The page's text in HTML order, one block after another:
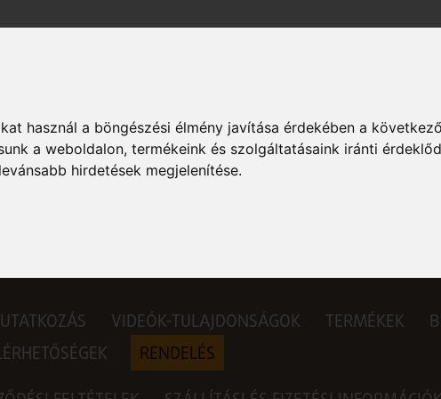
használ a böngészési élmény javítása érdekében a
a weboldalon,termékeink és szolgáltatásaink iránti
hirdetések megjelenítése.
404-es hiba
VIDEÓK-TULAJDONSÁGOK TERMÉKEK
RENDELÉS